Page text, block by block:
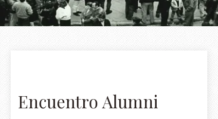
Encuentro Alumni